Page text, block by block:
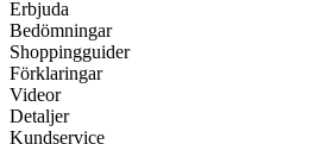
Erbjuda
Bedömningar
Shoppingguider
Förklaringar
Videor
Detaljer
Kundservice